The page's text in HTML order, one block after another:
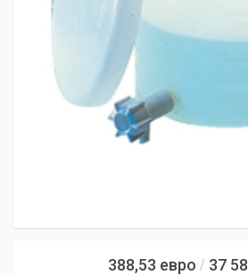
388,53 евро / 37